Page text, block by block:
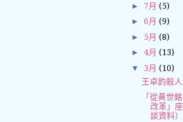
► 7月(5)
►6月(9)
► 5月(8)
►4月(13)
▼ 3月(10)
王卓鈞殺
「從黃世
改革」
談資料）